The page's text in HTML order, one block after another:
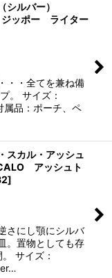
シルバー）
ッポー ライター
・・全てを兼ね備
。 サイズ：
品：ポーチ、ペ
スカル・アッシュ
アッシュト
]
さにし顎にシルバ
。置物としても存
サイズ：